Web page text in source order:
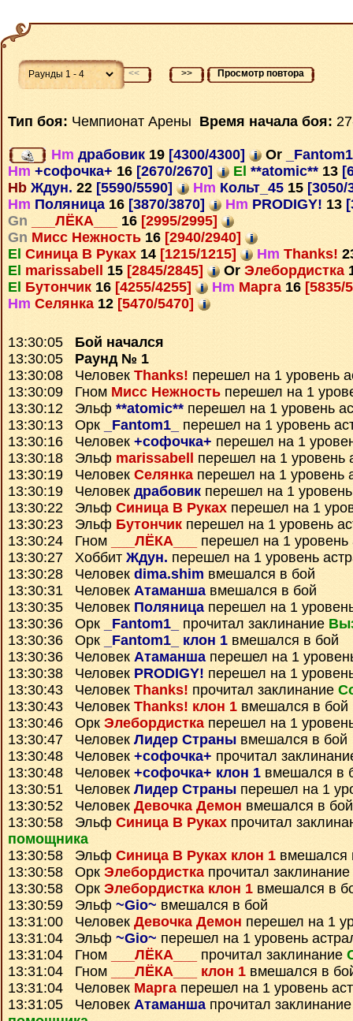
<< >> Просмотр повтора
Тип боя: Чемпионат Арены Время начала боя:
Hm драбовик 19 [4300/4300] Or
Hm +софочка+ 16 [2670/2670] El **atomic** 13
Hb Ждун. 22 [5590/5590] Hm Кольт_45 15
Hm Поляница 16 [3870/3870] Hm PRODIGY! 13
Gn
___ЛЁКА___ 16 [2995/2995]
Gn Мисс Нежность 16 [2940/2940]
El Синица В Руках 14 [1215/1215] Hm Thanks!
El marissabell 15 [2845/2845] Or Элебордистка
El Бутончик 16 [4255/4255] Hm Марга 16 [5835/
Hm Селянка 12 [5470/5470]
13:30:05 Бой начался
13:30:05 Раунд № 1
13:30:08 Человек Thanks! перешел на 1 уровень
13:30:09 Гном Мисс Нежность перешел на 1
13:30:12 Эльф **atomic** перешел на 1 уровень
13:30:13 Орк
_Fantom1_
перешел на 1 уровень
13:30:16 Человек +софочка+ перешел на 1
13:30:18 Эльф marissabell
перешел на 1 уровень
13:30:19 Человек Селянкаперешел на 1 уровень
13:30:19 Человек драбовик перешел на 1
13:30:22 Эльф Синица В Руках перешел на 1
13:30:23 Эльф Бутончик перешел на 1 уровень
13:30:24 Гном
___ЛЁКА___
перешел на 1 уровень
13:30:27 Хоббит Ждун. перешел на 1 уровень
13:30:28 Человек dima.shim вмешался в бой
13:30:31 Человек Атаманшавмешался в бой
13:30:35 Человек Поляницаперешел на 1
13:30:36 Орк
_Fantom1_ прочитал заклинание
13:30:36 Орк
_Fantom1_ клон 1 вмешался в бой
13:30:36 Человек Атаманшаперешел на 1
13:30:38 Человек PRODIGY! перешел на 1
13:30:43 Человек Thanks! прочитал заклинание
13:30:43 Человек Thanks! клон 1 вмешался в бой
13:30:46 Орк Элебордисткаперешел на 1
13:30:47 Человек Лидер Страны вмешался в бой
13:30:48 Человек +софочка+ прочитал
13:30:48 Человек +софочка+ клон 1 вмешался в
13:30:51 Человек Лидер Страны перешел на 1
13:30:52 Человек Девочка Демон вмешался в бой
13:30:58 Эльф Синица В Руках прочитал
помощника
13:30:58 Эльф Синица В Руках клон 1 вмешался
13:30:58 Орк Элебордисткапрочитал заклинание
13:30:58 Орк Элебордистка клон 1 вмешался в
13:30:59 Эльф ~Gio~ вмешался в бой
13:31:00 Человек Девочка Демон перешел на 1
13:31:04 Эльф ~Gio~ перешел на 1 уровень
13:31:04 Гном
___ЛЁКА___ прочитал заклинание
13:31:04 Гном
___ЛЁКА___ клон 1 вмешался в
13:31:04 Человек Маргаперешел на 1 уровень
13:31:05 Человек Атаманшапрочитал